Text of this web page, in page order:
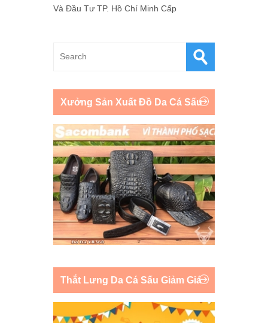
Và Đầu Tư TP. Hồ Chí Minh Cấp
Xưởng Sản Xuất Đồ Da Cá Sấu
Thắt Lưng Da Cá Sấu Giảm Giá